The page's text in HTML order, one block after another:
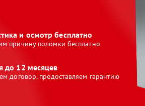
и осмотр бесплатно
причину поломки бесплатно
до 12 месяцев
договор, предоставляем гарантию